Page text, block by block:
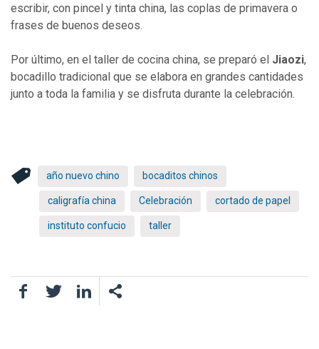
escribir, con pincel y tinta china, las coplas de primavera o
frases de buenos deseos.
Por último, en el taller de cocina china, se preparó el Jiaozi,
bocadillo tradicional que se elabora en grandes cantidades
junto a toda la familia y se disfruta durante la celebración.
año nuevo chino bocaditos chinos
caligrafía china Celebración cortado de papel
instituto confucio taller
FacebookTwitter LinkedIn